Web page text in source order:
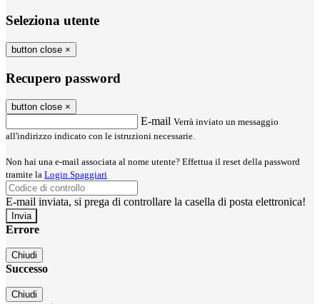
Seleziona utente
button close ×
Recupero password
button close ×
E-mail Verrà inviato un messaggio
all'indirizzo indicato con le istruzioni necessarie.
Non hai una e-mail associata al nome utente? Effettua il reset della password
tramite la Login Spaggiari
E-mail inviata, si prega di controllare la casella di posta elettronica!
Errore
Chiudi
Successo
Chiudi